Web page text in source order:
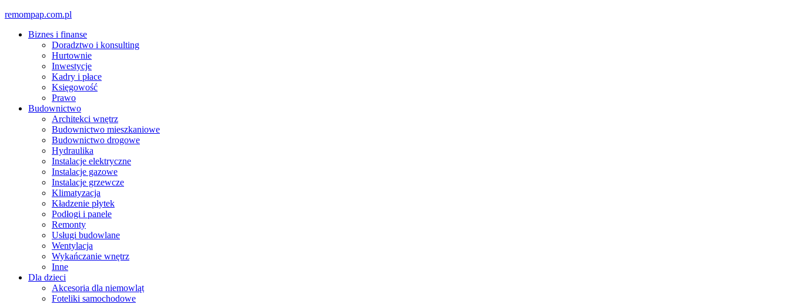
Skip
content
remompap.com.pl
Biznes i finanse
Doradztwo i konsulting
Hurtownie
Inwestycje
Kadry i płace
Księgowość
Prawo
Budownictwo
Architekci wnętrz
Budownictwo mieszkaniowe
Budownictwo drogowe
Hydraulika
Instalacje elektryczne
Instalacje gazowe
Instalacje grzewcze
Klimatyzacja
Kładzenie płytek
Podłogi i panele
Remonty
Usługi budowlane
Wentylacja
Wykańczanie wnętrz
Inne
Dla dzieci
Akcesoria dla niemowląt
Foteliki samochodowe